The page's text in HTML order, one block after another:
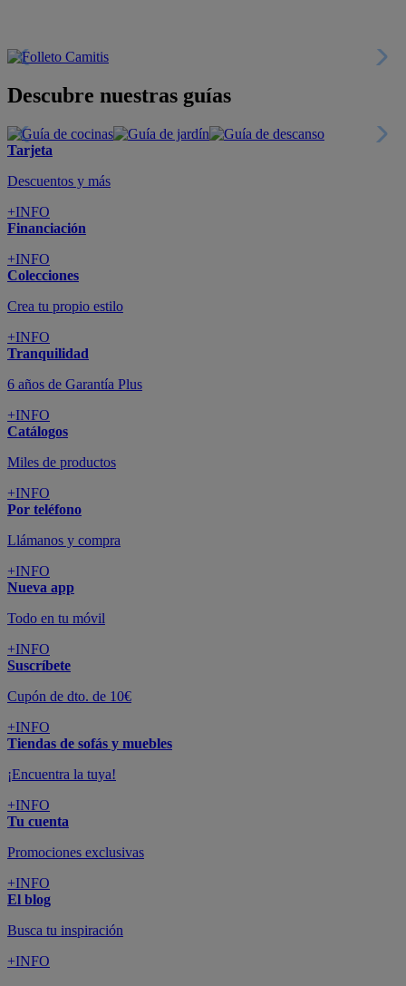
Descubre nuestras guías
Tarjeta
Descuentos y más
+INFO
Financiación
+INFO
Colecciones
Crea tu propio estilo
+INFO
Tranquilidad
6 años de Garantía Plus
+INFO
Catálogos
Miles de productos
+INFO
Por teléfono
Llámanos y compra
+INFO
Nueva app
Todo en tu móvil
+INFO
Suscríbete
Cupón de dto. de 10€
+INFO
Tiendas de sofás y muebles
¡Encuentra la tuya!
+INFO
Tu cuenta
Promociones exclusivas
+INFO
El blog
Busca tu inspiración
+INFO